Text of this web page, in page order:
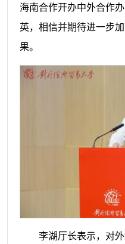
海南合作开办中外合作
英，相信并期待进一步
果。
李湖厅长表示，对